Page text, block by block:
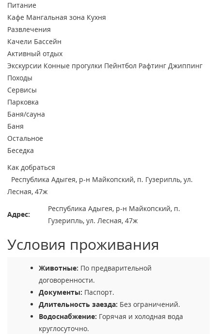
Питание
Кафе Мангальная зона Кухня
Развлечения
Качели Бассейн
Активный отдых
Экскурсии Конные прогулки Пейнтбол Рафтинг Джиппинг
Походы
Сервисы
Парковка
Баня/сауна
Баня
Остальное
Беседка
Как добраться
Республика Адыгея, р-н Майкопский, п. Гузерипль, ул.
Лесная, 47ж
Адрес:
Республика Адыгея, р-н Майкопский, п.
Гузерипль, ул. Лесная, 47ж
Условия проживания
Животные: По предварительной
договоренности.
Документы: Паспорт.
Длительность заезда: Без ограничений.
Водоснабжение: Горячая и холодная вода
круглосуточно.